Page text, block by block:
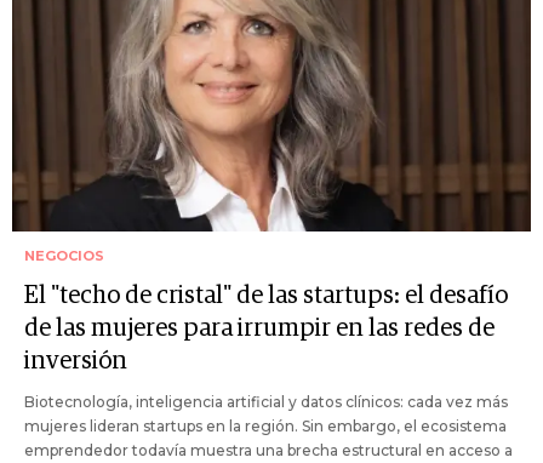
NEGOCIOS
El "techo de cristal" de las startups: el desafío
de las mujeres para irrumpir en las redes de
inversión
Biotecnología, inteligencia artificial y datos clínicos: cada vez más
mujeres lideran startups en la región. Sin embargo, el ecosistema
emprendedor todavía muestra una brecha estructural en acceso a